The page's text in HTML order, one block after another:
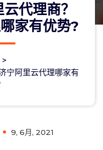
代理商？
家有优势?
>
宁阿里云代理哪家有
商？济宁阿里云
9, 6月, 2021